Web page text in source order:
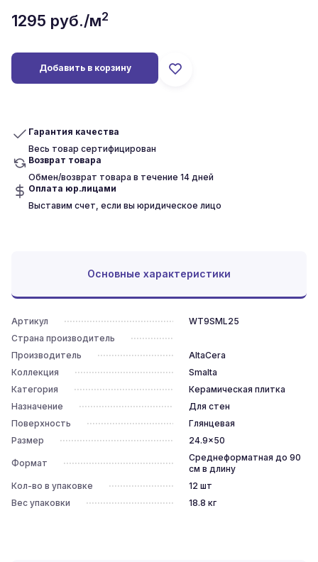
1295 руб./м2
Добавить в корзину
Гарантия качества
Весь товар сертифицирован
Возврат товара
Обмен/возврат товара в течение 14 дней
Оплата юр.лицами
Выставим счет, если вы юридическое лицо
Основные характеристики
Артикул
WT9SML25
Страна производитель
Производитель
AltaCera
Коллекция
Smalta
Категория
Керамическая плитка
Назначение
Для стен
Поверхность
Глянцевая
Размер
24.9x50
Формат
Среднеформатная до 90
см в длину
Кол-во в упаковке
12 шт
Вес упаковки
18.8 кг